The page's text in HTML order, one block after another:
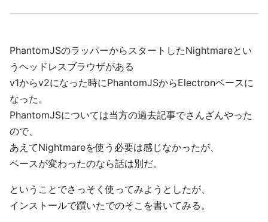
PhantomJSのラッパーからスタートしたNightmareとい
うヘッドレスブラウザがある
v1からv2になった時にPhantomJSからElectronベースに
なった。
PhantomJSについては当方の過去記事でさんざんやった
ので、
あえてNightmareを使う必要は感じなかったが、
ベースが変わったのなら話は別だ。
ということでさっそく使ってみようとしたが、
インストールで躓いたでのそこを書いてみる。